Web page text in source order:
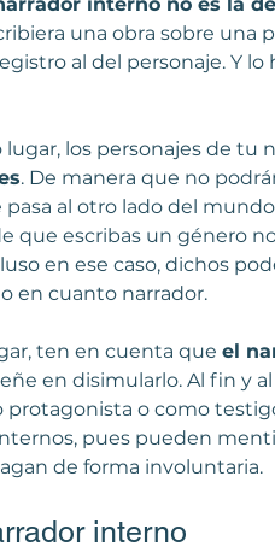
interno no es la
una obra sobre
al del personaje. Y
los personajes de tu
. De manera que no
pasa al otro lado del
que escribas un género
en ese caso, dichos
en cuanto narrador.
ten en cuenta que el
en disimularlo. Al fin y
protagonista o como
pues pueden
de forma involuntaria.
interno